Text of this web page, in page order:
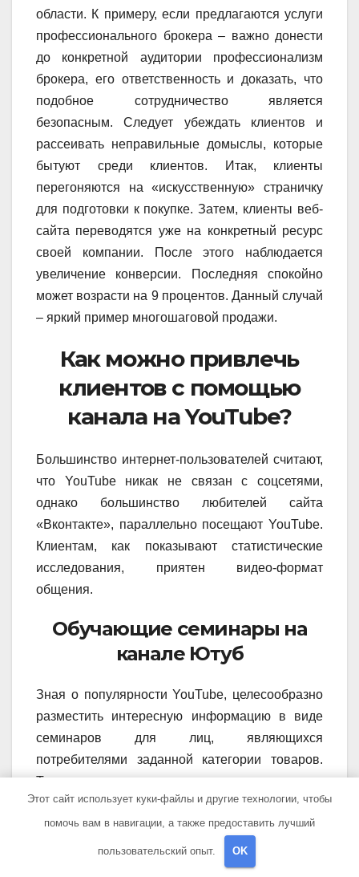
области. К примеру, если предлагаются услуги
профессионального брокера – важно донести
до конкретной аудитории профессионализм
брокера, его ответственность и доказать, что
подобное сотрудничество является
безопасным. Следует убеждать клиентов и
рассеивать неправильные домыслы, которые
бытуют среди клиентов. Итак, клиенты
перегоняются на «искусственную» страничку
для подготовки к покупке. Затем, клиенты веб-
сайта переводятся уже на конкретный ресурс
своей компании. После этого наблюдается
увеличение конверсии. Последняя спокойно
может возрасти на 9 процентов. Данный случай
– яркий пример многошаговой продажи.
Как можно привлечь
клиентов с помощью
канала на YouTube?
Большинство интернет-пользователей считают,
что YouTube никак не связан с соцсетями,
однако большинство любителей сайта
«Вконтакте», параллельно посещают YouTube.
Клиентам, как показывают статистические
исследования, приятен видео-формат
общения.
Обучающие семинары на
канале Ютуб
Зная о популярности YouTube, целесообразно
разместить интересную информацию в виде
семинаров для лиц, являющихся
потребителями заданной категории товаров.
Также важно запустить отзывы о предприятии.
Именно отзывы утверждают в людях доверие.
Кстати, обычная нарезка видеороликов с
привлекательными смешными сюжетами по
работе компании сможет не только привлечь
Этот сайт использует куки-файлы и другие технологии, чтобы
помочь вам в навигации, а также предоставить лучший
пользовательский опыт. OK